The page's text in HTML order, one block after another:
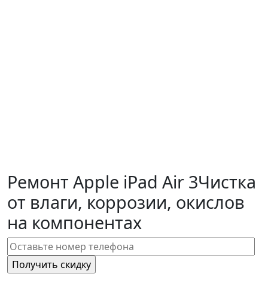
Ремонт Apple iPad Air 3Чистка
от влаги, коррозии, окислов
на компонентах